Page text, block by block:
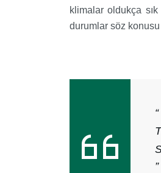
klimalar oldukça
durumlar söz
“
”